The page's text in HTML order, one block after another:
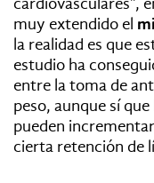
muy extendido el
la realidad es que
estudio ha
entre la toma de
peso, aunque sí
pueden
cierta retención de